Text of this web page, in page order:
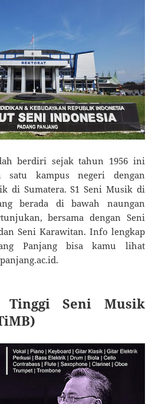
berdiri sejak tahun 1956 ini
satu kampus negeri dengan
di Sumatera. S1 Seni Musik di
berada di bawah naungan
bersama dengan Seni
Seni Karawitan. Info lengkap
Panjang bisa kamu lihat
Tinggi Seni Musik